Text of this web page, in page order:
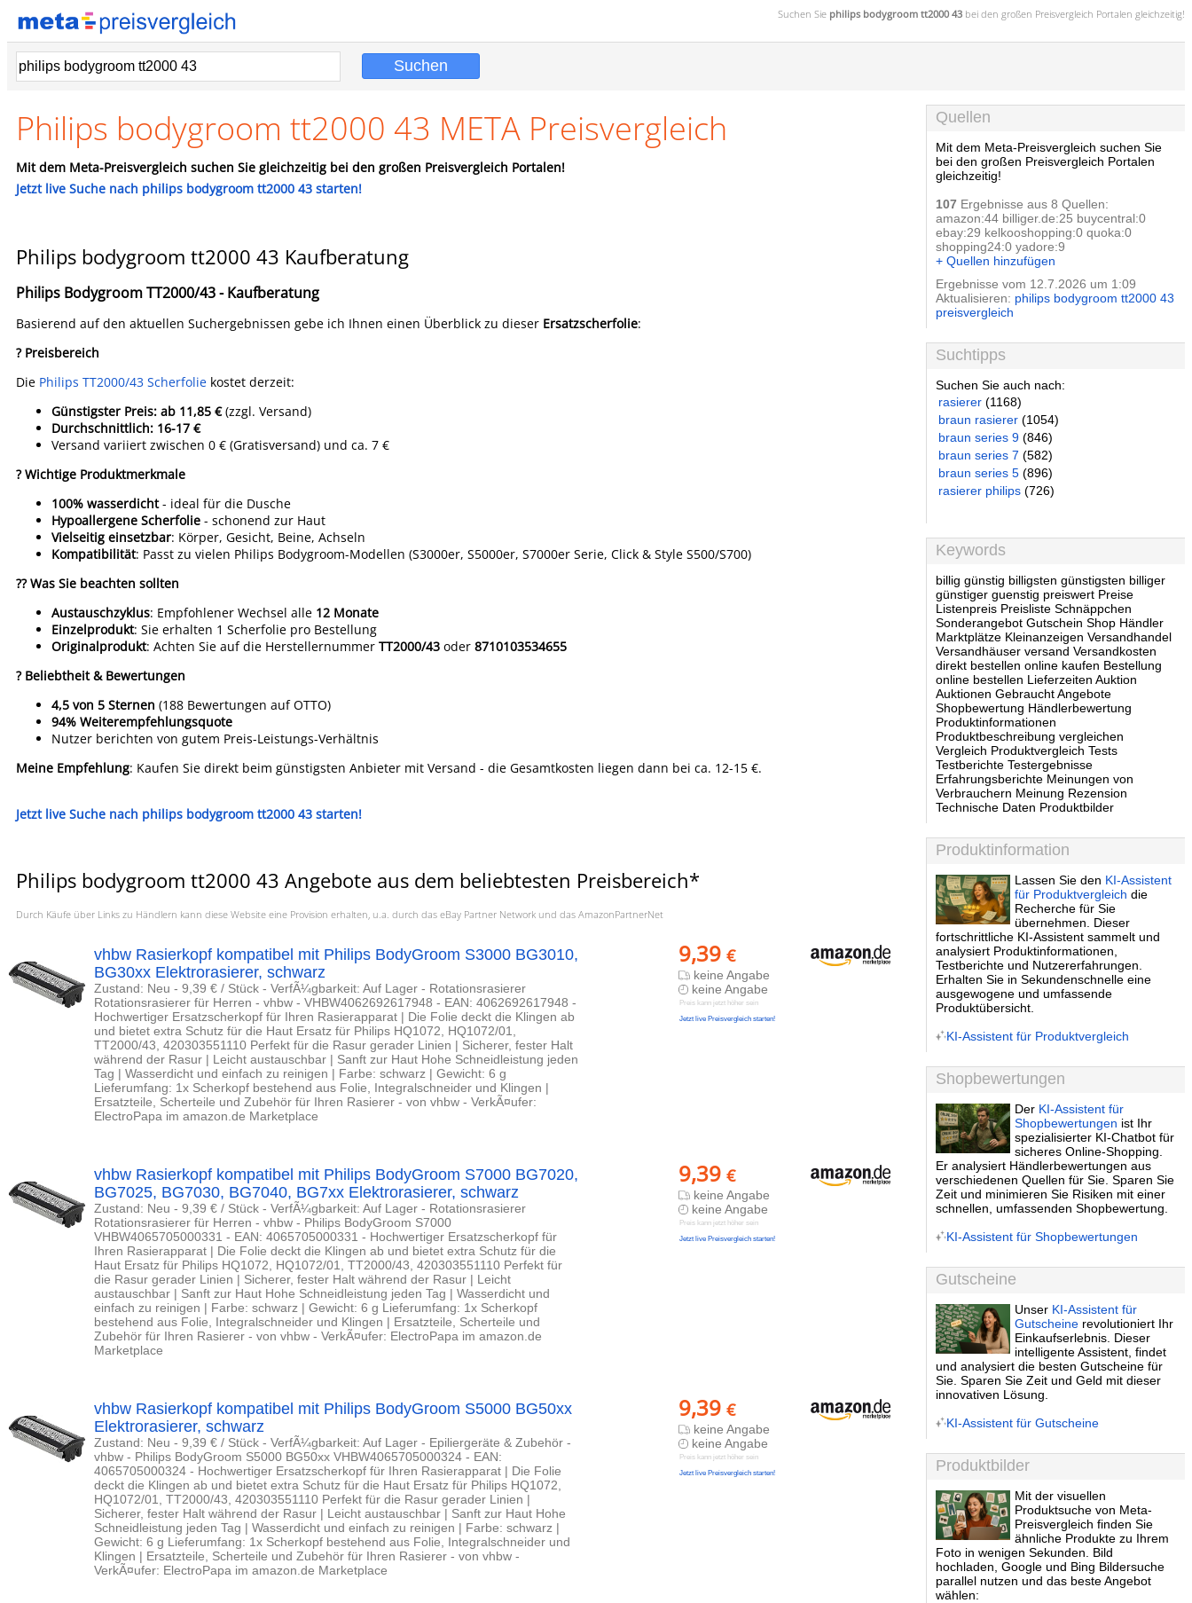
Suchen Sie philips bodygroom tt2000 43 bei den großen Preisvergleich Portalen gleichzeitig!
Philips bodygroom tt2000 43 META Preisvergleich
Mit dem Meta-Preisvergleich suchen Sie gleichzeitig bei den großen Preisvergleich Portalen!
Jetzt live Suche nach philips bodygroom tt2000 43 starten!
Philips bodygroom tt2000 43 Kaufberatung
Philips Bodygroom TT2000/43 - Kaufberatung
Basierend auf den aktuellen Suchergebnissen gebe ich Ihnen einen Überblick zu dieser Ersatzscherfolie:
? Preisbereich
Die Philips TT2000/43 Scherfolie kostet derzeit:
Günstigster Preis: ab 11,85 €(zzgl. Versand)
Durchschnittlich: 16-17 €
Versand variiert zwischen 0 € (Gratisversand) und ca. 7 €
? Wichtige Produktmerkmale
100% wasserdicht- ideal für die Dusche
Hypoallergene Scherfolie - schonend zur Haut
Vielseitig einsetzbar: Körper, Gesicht, Beine, Achseln
Kompatibilität: Passt zu vielen Philips Bodygroom-Modellen (S3000er, S5000er, S7000er Serie, Click & Style S500/S700)
?? Was Sie beachten sollten
Austauschzyklus: Empfohlener Wechsel alle 12 Monate
Einzelprodukt: Sie erhalten 1 Scherfolie pro Bestellung
Originalprodukt: Achten Sie auf die Herstellernummer TT2000/43 oder 8710103534655
? Beliebtheit & Bewertungen
4,5 von 5 Sternen (188 Bewertungen auf OTTO)
94% Weiterempfehlungsquote
Nutzer berichten von gutem Preis-Leistungs-Verhältnis
Meine Empfehlung: Kaufen Sie direkt beim günstigsten Anbieter mit Versand - die Gesamtkosten liegen dann bei ca. 12-15 €.
Jetzt live Suche nach philips bodygroom tt2000 43 starten!
Philips bodygroom tt2000 43 Angebote aus dem beliebtesten Preisbereich*
Durch Käufe über Links zu Händlern kann diese Website eine Provision erhalten, u.a. durch das eBay Partner Network und das AmazonPartnerNet
9,39 €
keine Angabe
keine Angabe
Preis kann jetzt höher sein
Jetzt live Preisvergleich starten!
vhbw Rasierkopf kompatibel mit Philips BodyGroom S3000 BG3010,
BG30xx Elektrorasierer, schwarz
Zustand: Neu - 9,39 € / Stück - VerfÃ¼gbarkeit: Auf Lager - Rotationsrasierer
Rotationsrasierer für Herren - vhbw - VHBW4062692617948 - EAN: 4062692617948 -
Hochwertiger Ersatzscherkopf für Ihren Rasierapparat | Die Folie deckt die Klingen ab
und bietet extra Schutz für die Haut Ersatz für Philips HQ1072, HQ1072/01,
TT2000/43, 420303551110 Perfekt für die Rasur gerader Linien | Sicherer, fester Halt
während der Rasur | Leicht austauschbar | Sanft zur Haut Hohe Schneidleistung jeden
Tag | Wasserdicht und einfach zu reinigen | Farbe: schwarz | Gewicht: 6 g
Lieferumfang: 1x Scherkopf bestehend aus Folie, Integralschneider und Klingen |
Ersatzteile, Scherteile und Zubehör für Ihren Rasierer - von vhbw - VerkÃ¤ufer:
ElectroPapa im amazon.de Marketplace
9,39 €
keine Angabe
keine Angabe
Preis kann jetzt höher sein
Jetzt live Preisvergleich starten!
vhbw Rasierkopf kompatibel mit Philips BodyGroom S7000 BG7020,
BG7025, BG7030, BG7040, BG7xx Elektrorasierer, schwarz
Zustand: Neu - 9,39 € / Stück - VerfÃ¼gbarkeit: Auf Lager - Rotationsrasierer
Rotationsrasierer für Herren - vhbw - Philips BodyGroom S7000
VHBW4065705000331 - EAN: 4065705000331 - Hochwertiger Ersatzscherkopf für
Ihren Rasierapparat | Die Folie deckt die Klingen ab und bietet extra Schutz für die
Haut Ersatz für Philips HQ1072, HQ1072/01, TT2000/43, 420303551110 Perfekt für
die Rasur gerader Linien | Sicherer, fester Halt während der Rasur | Leicht
austauschbar | Sanft zur Haut Hohe Schneidleistung jeden Tag | Wasserdicht und
einfach zu reinigen | Farbe: schwarz | Gewicht: 6 g Lieferumfang: 1x Scherkopf
bestehend aus Folie, Integralschneider und Klingen | Ersatzteile, Scherteile und
Zubehör für Ihren Rasierer - von vhbw - VerkÃ¤ufer: ElectroPapa im amazon.de
Marketplace
9,39 €
keine Angabe
keine Angabe
Preis kann jetzt höher sein
Jetzt live Preisvergleich starten!
vhbw Rasierkopf kompatibel mit Philips BodyGroom S5000 BG50xx
Elektrorasierer, schwarz
Zustand: Neu - 9,39 € / Stück - VerfÃ¼gbarkeit: Auf Lager - Epiliergeräte & Zubehör -
vhbw - Philips BodyGroom S5000 BG50xx VHBW4065705000324 - EAN:
4065705000324 - Hochwertiger Ersatzscherkopf für Ihren Rasierapparat | Die Folie
deckt die Klingen ab und bietet extra Schutz für die Haut Ersatz für Philips HQ1072,
HQ1072/01, TT2000/43, 420303551110 Perfekt für die Rasur gerader Linien |
Sicherer, fester Halt während der Rasur | Leicht austauschbar | Sanft zur Haut Hohe
Schneidleistung jeden Tag | Wasserdicht und einfach zu reinigen | Farbe: schwarz |
Gewicht: 6 g Lieferumfang: 1x Scherkopf bestehend aus Folie, Integralschneider und
Klingen | Ersatzteile, Scherteile und Zubehör für Ihren Rasierer - von vhbw -
VerkÃ¤ufer: ElectroPapa im amazon.de Marketplace
Quellen
Mit dem Meta-Preisvergleich suchen Sie
bei den großen Preisvergleich Portalen
gleichzeitig!
107 Ergebnisse aus 8 Quellen:
amazon:44 billiger.de:25 buycentral:0
ebay:29 kelkooshopping:0 quoka:0
shopping24:0 yadore:9
+ Quellen hinzufügen
Ergebnisse vom 12.7.2026 um 1:09
Aktualisieren: philips bodygroom tt2000 43
preisvergleich
Suchtipps
Suchen Sie auch nach:
rasierer (1168)
braun rasierer (1054)
braun series 9 (846)
braun series 7 (582)
braun series 5 (896)
rasierer philips (726)
Keywords
billig günstig billigsten günstigsten billiger
günstiger guenstig preiswert Preise
Listenpreis Preisliste Schnäppchen
Sonderangebot Gutschein Shop Händler
Marktplätze Kleinanzeigen Versandhandel
Versandhäuser versand Versandkosten
direkt bestellen online kaufen Bestellung
online bestellen Lieferzeiten Auktion
Auktionen Gebraucht Angebote
Shopbewertung Händlerbewertung
Produktinformationen
Produktbeschreibung vergleichen
Vergleich Produktvergleich Tests
Testberichte Testergebnisse
Erfahrungsberichte Meinungen von
Verbrauchern Meinung Rezension
Technische Daten Produktbilder
Produktinformation
Lassen Sie den KI-Assistent
für Produktvergleich die
Recherche für Sie
übernehmen. Dieser
fortschrittliche KI-Assistent sammelt und
analysiert Produktinformationen,
Testberichte und Nutzererfahrungen.
Erhalten Sie in Sekundenschnelle eine
ausgewogene und umfassende
Produktübersicht.
KI-Assistent für Produktvergleich
Shopbewertungen
Der KI-Assistent für
Shopbewertungen ist Ihr
spezialisierter KI-Chatbot für
sicheres Online-Shopping.
Er analysiert Händlerbewertungen aus
verschiedenen Quellen für Sie. Sparen Sie
Zeit und minimieren Sie Risiken mit einer
schnellen, umfassenden Shopbewertung.
KI-Assistent für Shopbewertungen
Gutscheine
Unser KI-Assistent für
Gutscheine revolutioniert Ihr
Einkaufserlebnis. Dieser
intelligente Assistent, findet
und analysiert die besten Gutscheine für
Sie. Sparen Sie Zeit und Geld mit dieser
innovativen Lösung.
KI-Assistent für Gutscheine
Produktbilder
Mit der visuellen
Produktsuche von Meta-
Preisvergleich finden Sie
ähnliche Produkte zu Ihrem
Foto in wenigen Sekunden. Bild
hochladen, Google und Bing Bildersuche
parallel nutzen und das beste Angebot
wählen: